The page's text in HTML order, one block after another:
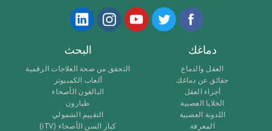
دماغك
العقل والدماغ
حقائق عن دماغك
أجزاء العقل
الخلايا العصبية
اللدونة العصبية
المعرفة
البحث
التحقق من صحة العلاجات الرقمية
ألعاب الكمبيوتر
البالغون الأصحاء
طيارون
التقييم الشمولي
كبار السن الأصحاء (iTV)